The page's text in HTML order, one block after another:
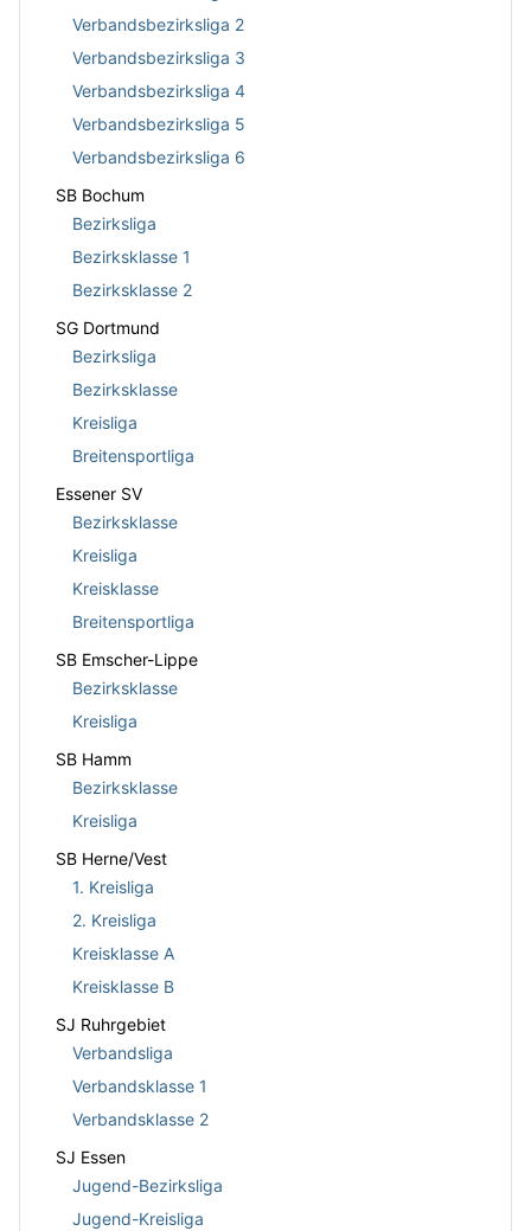
Verbandsbezirksliga 2
Verbandsbezirksliga 3
Verbandsbezirksliga 4
Verbandsbezirksliga 5
Verbandsbezirksliga 6
SB Bochum
Bezirksliga
Bezirksklasse 1
Bezirksklasse 2
SG Dortmund
Bezirksliga
Bezirksklasse
Kreisliga
Breitensportliga
Essener SV
Bezirksklasse
Kreisliga
Kreisklasse
Breitensportliga
SB Emscher-Lippe
Bezirksklasse
Kreisliga
SB Hamm
Bezirksklasse
Kreisliga
SB Herne/Vest
1. Kreisliga
2. Kreisliga
Kreisklasse A
Kreisklasse B
SJ Ruhrgebiet
Verbandsliga
Verbandsklasse 1
Verbandsklasse 2
SJ Essen
Jugend-Bezirksliga
Jugend-Kreisliga